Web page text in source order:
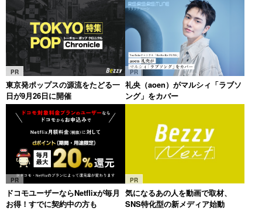
PR
東京発ポップスの源流をたどる一
日が9月26日に開催
PR
礼央（aoen）がマルシィ「ラブソ
ング」をカバー
PR
ドコモユーザーならNetflixが毎月
お得！すでに契約中の方も
PR
気になるあの人を動画で取材、
SNS特化型の新メディア始動